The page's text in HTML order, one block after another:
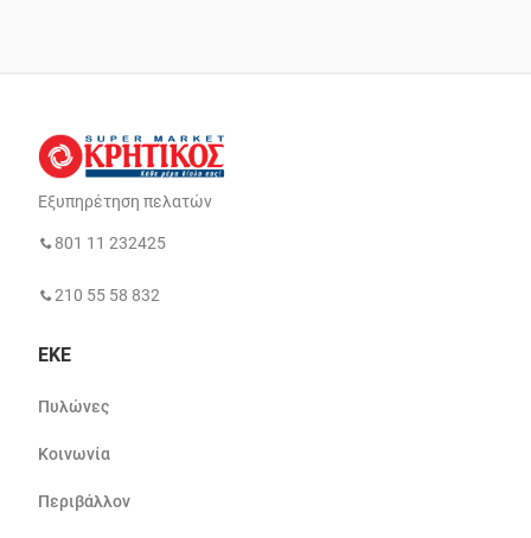
Εξυπηρέτηση πελατών
801 11 232425
210 55 58 832
ΕΚΕ
Πυλώνες
Κοινωνία
Περιβάλλον